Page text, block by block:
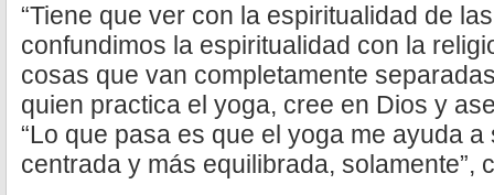
“Tiene que ver con la espiritualidad de
confundimos la espiritualidad con la
cosas que van completamente
quien practica el yoga, cree en Dios y
“Lo que pasa es que el yoga me ayuda
centrada y más equilibrada, solamente”,